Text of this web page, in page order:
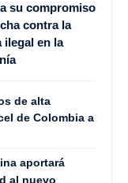
su compromiso
contra la
ilegal en la
de alta
de Colombia a
aportará
al nuevo